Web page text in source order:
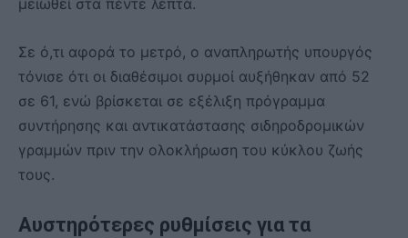
μειωθεί στα πέντε λεπτά.
Σε ό,τι αφορά το μετρό, ο αναπληρωτής υπουργός
τόνισε ότι οι διαθέσιμοι συρμοί αυξήθηκαν από 52
σε 61, ενώ βρίσκεται σε εξέλιξη πρόγραμμα
συντήρησης και αντικατάστασης σιδηροδρομικών
γραμμών πριν την ολοκλήρωση του κύκλου ζωής
τους.
Αυστηρότερες ρυθμίσεις για τα